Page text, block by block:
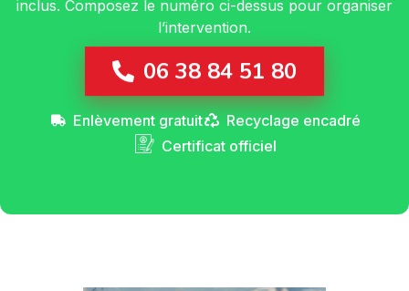
inclus. Composez le numéro ci-dessus pour organiser
l’intervention.
06 38 84 51 80
Enlèvement gratuit
Recyclage encadré
Certificat officiel